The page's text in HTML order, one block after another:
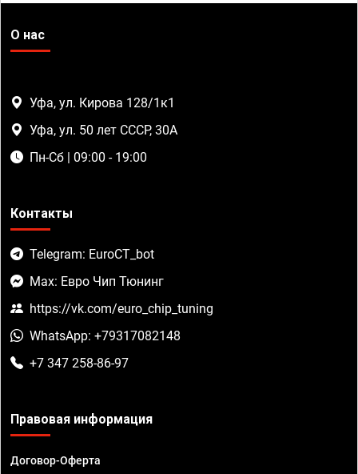
О нас
Уфа, ул. Кирова 128/1к1
Уфа, ул. 50 лет СССР, 30А
Пн-Сб | 09:00 - 19:00
Контакты
Telegram: EuroCT_bot
Max: Евро Чип Тюнинг
https://vk.com/euro_chip_tuning
WhatsApp: +79317082148
+7 347 258-86-97
Правовая информация
Договор-Оферта